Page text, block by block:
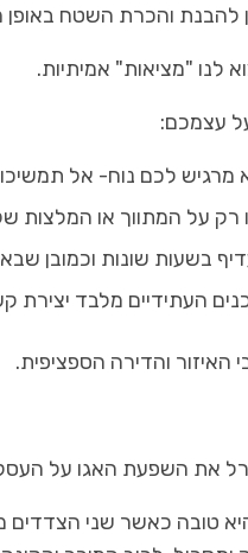
להבנת והכרת השטח באופן
לנו "מציאות" אמיתיות.
עצמכם:
מרגיש לכם נוח- אל
רק על המתווך או המלצות
בשעות שונות וכמובן
העתידיים מלבד יצירת
האיזור והדירה הספציפית.
את השפעת האגו על
טובה כאשר שני